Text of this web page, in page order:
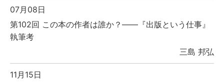
07月08日
第102回 この本の作者は誰か？――『出版という仕事』
執筆考
三島 邦弘
11月15日